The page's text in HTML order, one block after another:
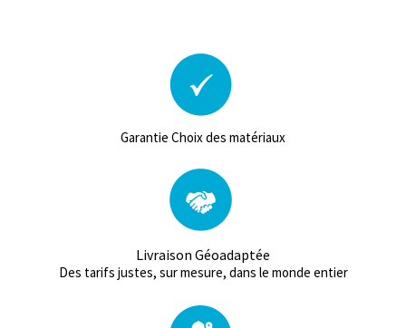
Garantie Choix des matériaux
Livraison Géoadaptée
Des tarifs justes, sur mesure, dans le monde entier